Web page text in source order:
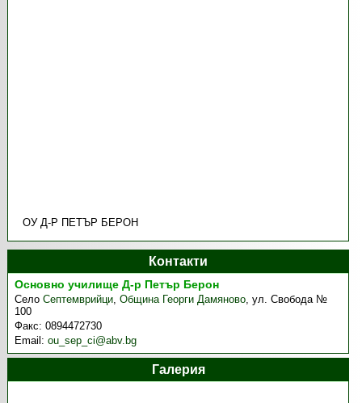
ОУ Д-Р ПЕТЪР БЕРОН
Контакти
Основно училище Д-р Петър Берон
СелоСептемврийци,Община Георги Дамяново,ул. Свобода №
100
Факс:0894472730
Email:ou_sep_ci@abv.bg
Галерия